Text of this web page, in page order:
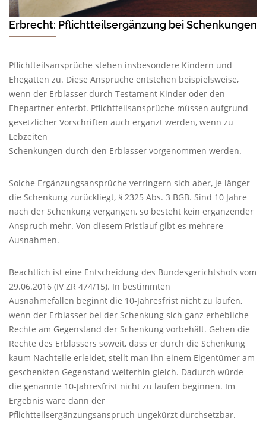
Erbrecht: Pflichtteilsergänzung bei Schenkungen
Pflichtteilsansprüche stehen insbesondere Kindern und
Ehegatten zu. Diese Ansprüche entstehen beispielsweise,
wenn der Erblasser durch Testament Kinder oder den
Ehepartner enterbt. Pflichtteilsansprüche müssen aufgrund
gesetzlicher Vorschriften auch ergänzt werden, wenn zu
Lebzeiten
Schenkungen durch den Erblasser vorgenommen werden.
Solche Ergänzungsansprüche verringern sich aber, je länger
die Schenkung zurückliegt, § 2325 Abs. 3 BGB. Sind 10 Jahre
nach der Schenkung vergangen, so besteht kein ergänzender
Anspruch mehr. Von diesem Fristlauf gibt es mehrere
Ausnahmen.
Beachtlich ist eine Entscheidung des Bundesgerichtshofs vom
29.06.2016 (IV ZR 474/15). In bestimmten
Ausnahmefällen beginnt die 10-Jahresfrist nicht zu laufen,
wenn der Erblasser bei der Schenkung sich ganz erhebliche
Rechte am Gegenstand der Schenkung vorbehält. Gehen die
Rechte des Erblassers soweit, dass er durch die Schenkung
kaum Nachteile erleidet, stellt man ihn einem Eigentümer am
geschenkten Gegenstand weiterhin gleich. Dadurch würde
die genannte 10-Jahresfrist nicht zu laufen beginnen. Im
Ergebnis wäre dann der
Pflichtteilsergänzungsanspruch ungekürzt durchsetzbar.